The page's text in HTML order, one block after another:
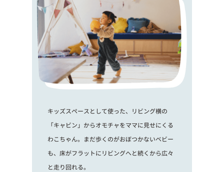
キッズスペースとして使った、リビング横の
「キャビン」からオモチャをママに見せにくる
わこちゃん。まだ歩くのがおぼつかないベビー
も、床がフラットにリビングへと続くから広々
と走り回れる。